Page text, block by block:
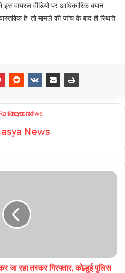
वायरल वीडियो पर आधिकारिक बयान
है, तो मामले की जांच के बाद ही स्थिति
News
जा रहा तस्कर गिरफ्तार, कोल्हुई पुलिस